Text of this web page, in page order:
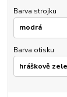
Barva strojku
Barva otisku